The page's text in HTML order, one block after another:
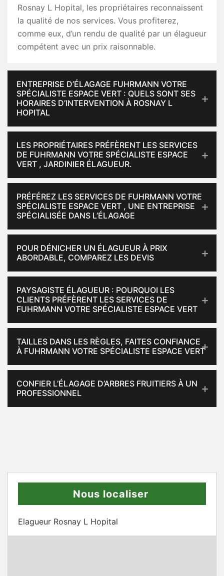
Rosnay L Hopital, les propriétaires reconnaissent
la qualité de nos services. Vous profiterez,
comme eux, d’un rendu de qualité par un élagueur
compétent avec un prix raisonnable.
ENTREPRISE D’ÉLAGAGE FUHRMANN VOTRE
SPÉCIALISTE ESPACE VERT : QUELS SONT SES
HORAIRES D’INTERVENTION À ROSNAY L
HOPITAL
LES PROPRIÉTAIRES PRÉFÈRENT LES SERVICES
DE FUHRMANN VOTRE SPÉCIALISTE ESPACE
VERT , JARDINIER ÉLAGUEUR.
PRÉFÉREZ LES SERVICES DE FUHRMANN VOTRE
SPÉCIALISTE ESPACE VERT , UNE ENTREPRISE
SPÉCIALISÉE DANS L’ÉLAGAGE
POUR DÉNICHER UN ÉLAGUEUR À PRIX
ABORDABLE, COMPAREZ LES DEVIS
PAYSAGISTE ÉLAGUEUR : POURQUOI LES
CLIENTS PRÉFÈRENT LES SERVICES DE
FUHRMANN VOTRE SPÉCIALISTE ESPACE VERT
TAILLES DANS LES RÈGLES, FAITES CONFIANCE
À FUHRMANN VOTRE SPÉCIALISTE ESPACE VERT
CONFIER L’ÉLAGAGE D’ARBRES FRUITIERS À UN
PROFESSIONNEL
Nous localiser
Elagueur Rosnay L Hopital